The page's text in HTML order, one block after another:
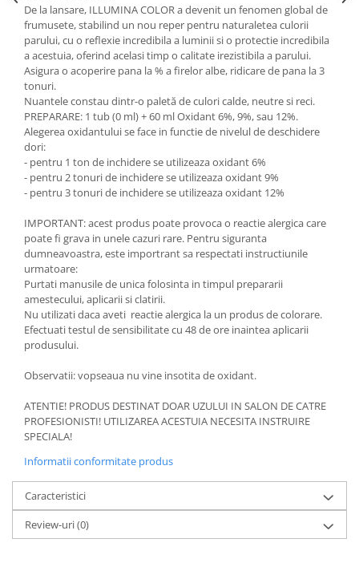
De la lansare, ILLUMINA COLOR a devenit un fenomen global de
frumusete, stabilind un nou reper pentru naturaletea culorii
parului, cu o reflexie incredibila a luminii si o protectie incredibila
a acestuia, oferind acelasi timp o calitate irezistibila a parului.
Asigura o acoperire pana la % a firelor albe, ridicare de pana la 3
tonuri.
Nuantele constau dintr-o paletă de culori calde, neutre si reci.
PREPARARE: 1 tub (0 ml) + 60 ml Oxidant 6%, 9%, sau 12%.
Alegerea oxidantului se face in functie de nivelul de deschidere
dori:
- pentru 1 ton de inchidere se utilizeaza oxidant 6%
- pentru 2 tonuri de inchidere se utilizeaza oxidant 9%
- pentru 3 tonuri de inchidere se utilizeaza oxidant 12%
IMPORTANT: acest produs poate provoca o reactie alergica care
poate fi grava in unele cazuri rare. Pentru siguranta
dumneavoastra, este importrant sa respectati instructiunile
urmatoare:
Purtati manusile de unica folosinta in timpul prepararii
amestecului, aplicarii si clatirii.
Nu utilizati daca aveti reactie alergica la un produs de colorare.
Efectuati testul de sensibilitate cu 48 de ore inaintea aplicarii
produsului.
Observatii: vopseaua nu vine insotita de oxidant.
ATENTIE! PRODUS DESTINAT DOAR UZULUI IN SALON DE CATRE
PROFESIONISTI! UTILIZAREA ACESTUIA NECESITA INSTRUIRE
SPECIALA!
Informatii conformitate produs
Caracteristici
Review-uri(0)